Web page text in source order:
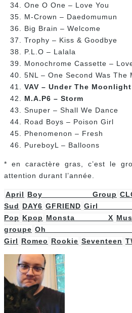
One O One – Love You
M-Crown – Daedomumun
Big Brain – Welcome
Trophy – Kiss & Goodbye
P.L.O – Lalala
Monochrome Cassette –
5NL – One Second Was The
VAV – Under The Moonlight
M.A.P6 – Storm
Snuper – Shall We Dance
Road Boys – Poison Girl
Phenomenon – Fresh
PureboyL – Balloons
* en caractère gras, c’est le
attention durant l’année.
April Boy Group
Sud DAY6 GFRIEND Girl
Pop Kpop Monsta X
groupe Oh
Girl Romeo Rookie Seventeen